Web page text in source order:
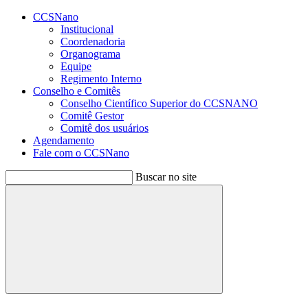
Conteúdo principal
CCSNano
Institucional
Coordenadoria
Organograma
Equipe
Regimento Interno
Conselho e Comitês
Conselho Científico Superior do CCSNANO
Comitê Gestor
Comitê dos usuários
Agendamento
Fale com o CCSNano
Buscar no site
Buscar